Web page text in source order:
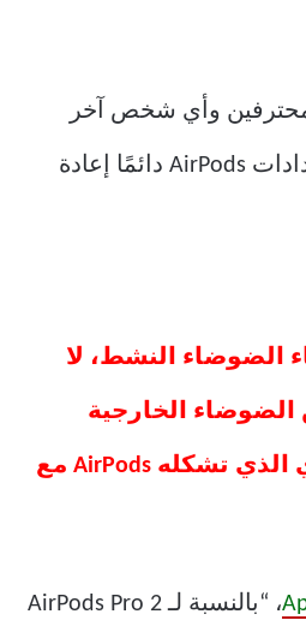
وأي شخص آخر
يعرف طريقه حول إعدادات AirPods دائمًا إعادة
الضوضاء النشط، لا
الخارجية
بفضل الختم المادي الذي تشكله AirPods مع
، “بالنسبة لـ AirPods Pro 2